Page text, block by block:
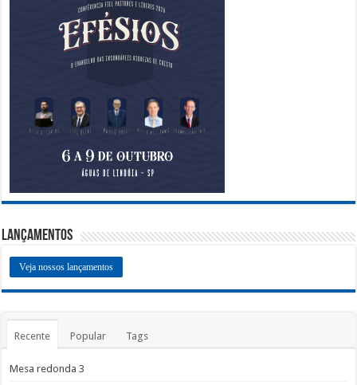
Lançamentos
Veja nossos lançamentos
Recente Popular Tags
Mesa redonda 3